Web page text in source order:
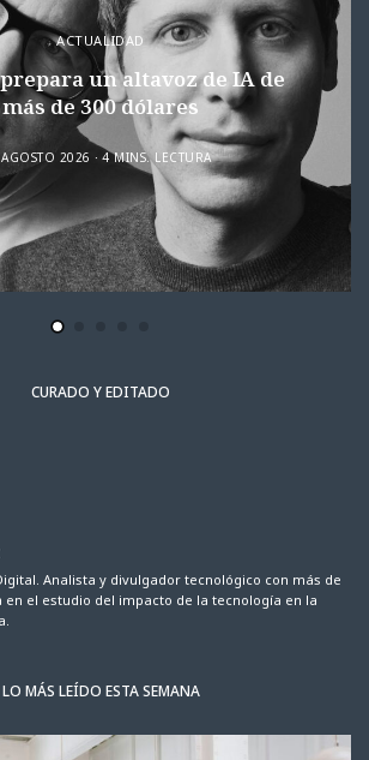
ACTUALIDAD
un altavoz de IA de
más de 300 dólares
2026 4 MINS. LECTURA
CURADO Y EDITADO
Analista y divulgador tecnológico con más de
en el estudio del impacto de la tecnología en la
LO MÁS LEÍDO ESTA SEMANA